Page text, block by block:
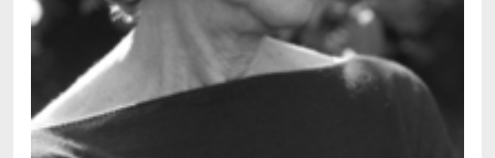
Abulhawa, Susan
Aburas, Lone
Achebe, Chinua
Achmatova, Anna
Aciman, André
Ackebo, Lena
Acker, Kathy